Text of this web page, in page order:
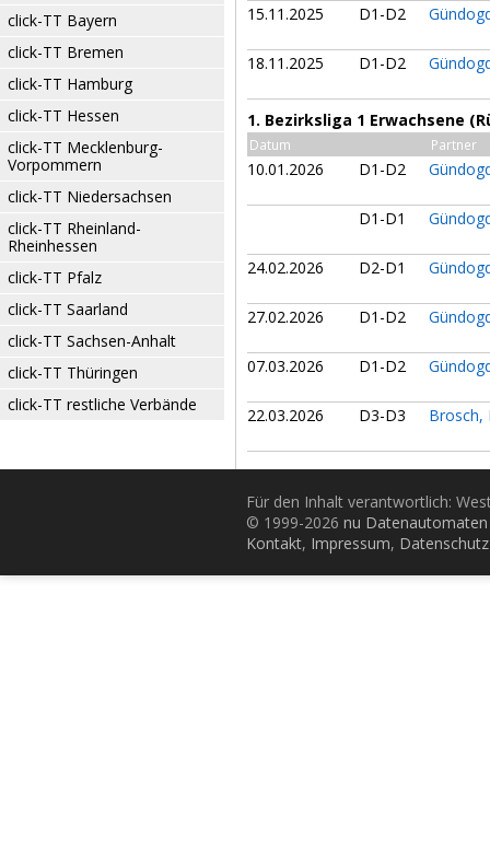
click-TT Bayern
click-TT Bremen
click-TT Hamburg
click-TT Hessen
click-TT Mecklenburg-
Vorpommern
click-TT Niedersachsen
click-TT Rheinland-
Rheinhessen
click-TT Pfalz
click-TT Saarland
click-TT Sachsen-Anhalt
click-TT Thüringen
click-TT restliche Verbände
15.11.2025 D1-D2
18.11.2025 D1-D2
1. Bezirksliga 1 Erwachsene
Datum Partner
10.01.2026 D1-D2
D1-D1
24.02.2026 D2-D1
27.02.2026 D1-D2
07.03.2026 D1-D2
22.03.2026 D3-D3 Brosch,
Für den Inhalt verantwortlich:
© 1999-2026 nu
Kontakt, Impressum, Datenschutz